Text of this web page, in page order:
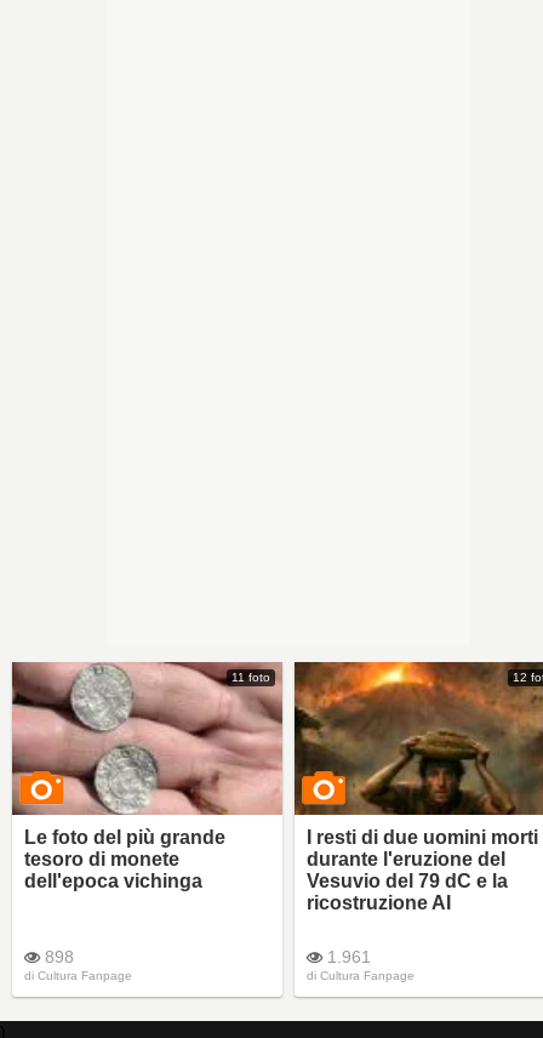
11 foto
Le foto del più grande
tesoro di monete
dell'epoca vichinga
898
di Cultura Fanpage
12
I resti di due uomini morti
durante l'eruzione del
Vesuvio del 79 dC e la
ricostruzione AI
1.961
di Cultura Fanpage